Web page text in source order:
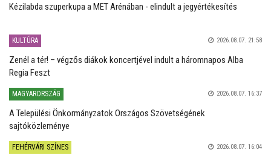
Kézilabda szuperkupa a MET Arénában - elindult a jegyértékesítés
KULTÚRA 2026.08.07. 21:58
Zenél a tér! – végzős diákok koncertjével indult a háromnapos Alba
Regia Feszt
MAGYARORSZÁG 2026.08.07. 16:37
A Települési Önkormányzatok Országos Szövetségének
sajtóközleménye
FEHÉRVÁRI SZÍNES 2026.08.07. 16:04